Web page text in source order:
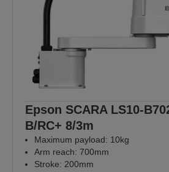
Epson SCARA LS10-
B/RC+ 8/3m
Maximum payload: 10kg
Arm reach: 700mm
Stroke: 200mm